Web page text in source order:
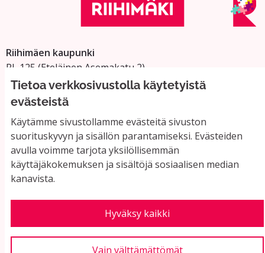
Tietoa verkkosivustolla käytetyistä
evästeistä
Käytämme sivustollamme evästeitä sivuston
suorituskyvyn ja sisällön parantamiseksi. Evästeiden
avulla voimme tarjota yksilöllisemmän
käyttäjäkokemuksen ja sisältöjä sosiaalisen median
kanavista.
Hyväksy kaikki
Vain välttämättömät
Riihimäen kaupunki
PL 125 (Eteläinen Asemakatu 2)
11101 Riihimäki
Vaihde: 019 758 4000
Sähköpostiosoitteet:
etunimi.sukunimi@riihimaki.fi
Yhteystiedot ja usein kysyttyä
Käyttöehdot
Evästeasetukset